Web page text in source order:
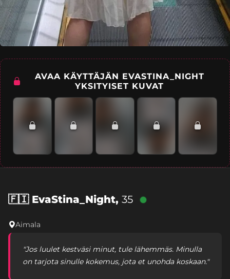
AVAA KÄYTTÄJÄN EVASTINA_NIGHT
YKSITYISET KUVAT
🇫🇮EvaStina_Night, 35
Aimala
"Jos luulet kestväsi minut, tule lähemmäs. Minulla
on tarjota sinulle kokemus, jota et unohda koskaan."